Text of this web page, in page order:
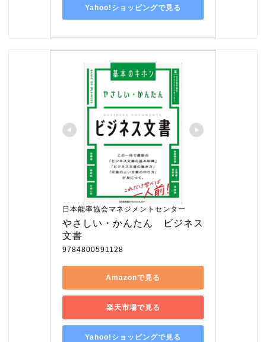
Yahoo!ショッピングで見る
日本能率協会マネジメントセンター
やさしい・かんたん　ビジネス
文書
9784800591128
Amazonで見る
楽天市場で見る
Yahoo!ショッピングで見る